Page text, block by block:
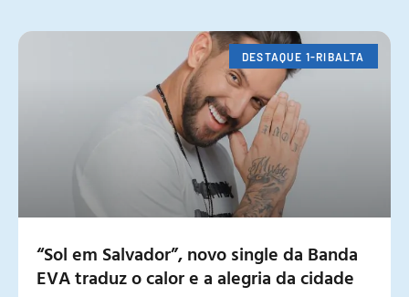
DESTAQUE 1-RIBALTA
“Sol em Salvador”, novo single da Banda
EVA traduz o calor e a alegria da cidade